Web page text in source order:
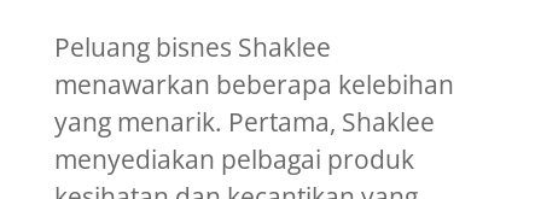
Peluang bisnes Shaklee
menawarkan beberapa kelebihan
yang menarik. Pertama, Shaklee
menyediakan pelbagai produk